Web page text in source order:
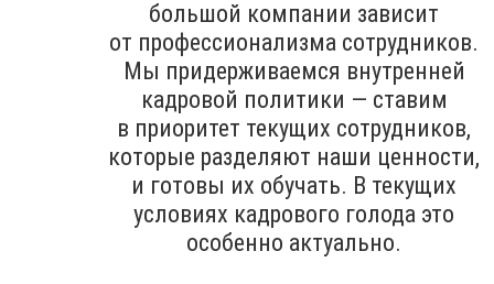
большой компании зависит
от профессионализма сотрудников.
Мы придерживаемся внутренней
кадровой политики — ставим
в приоритет текущих сотрудников,
которые разделяют наши ценности,
и готовы их обучать. В текущих
условиях кадрового голода это
особенно актуально.